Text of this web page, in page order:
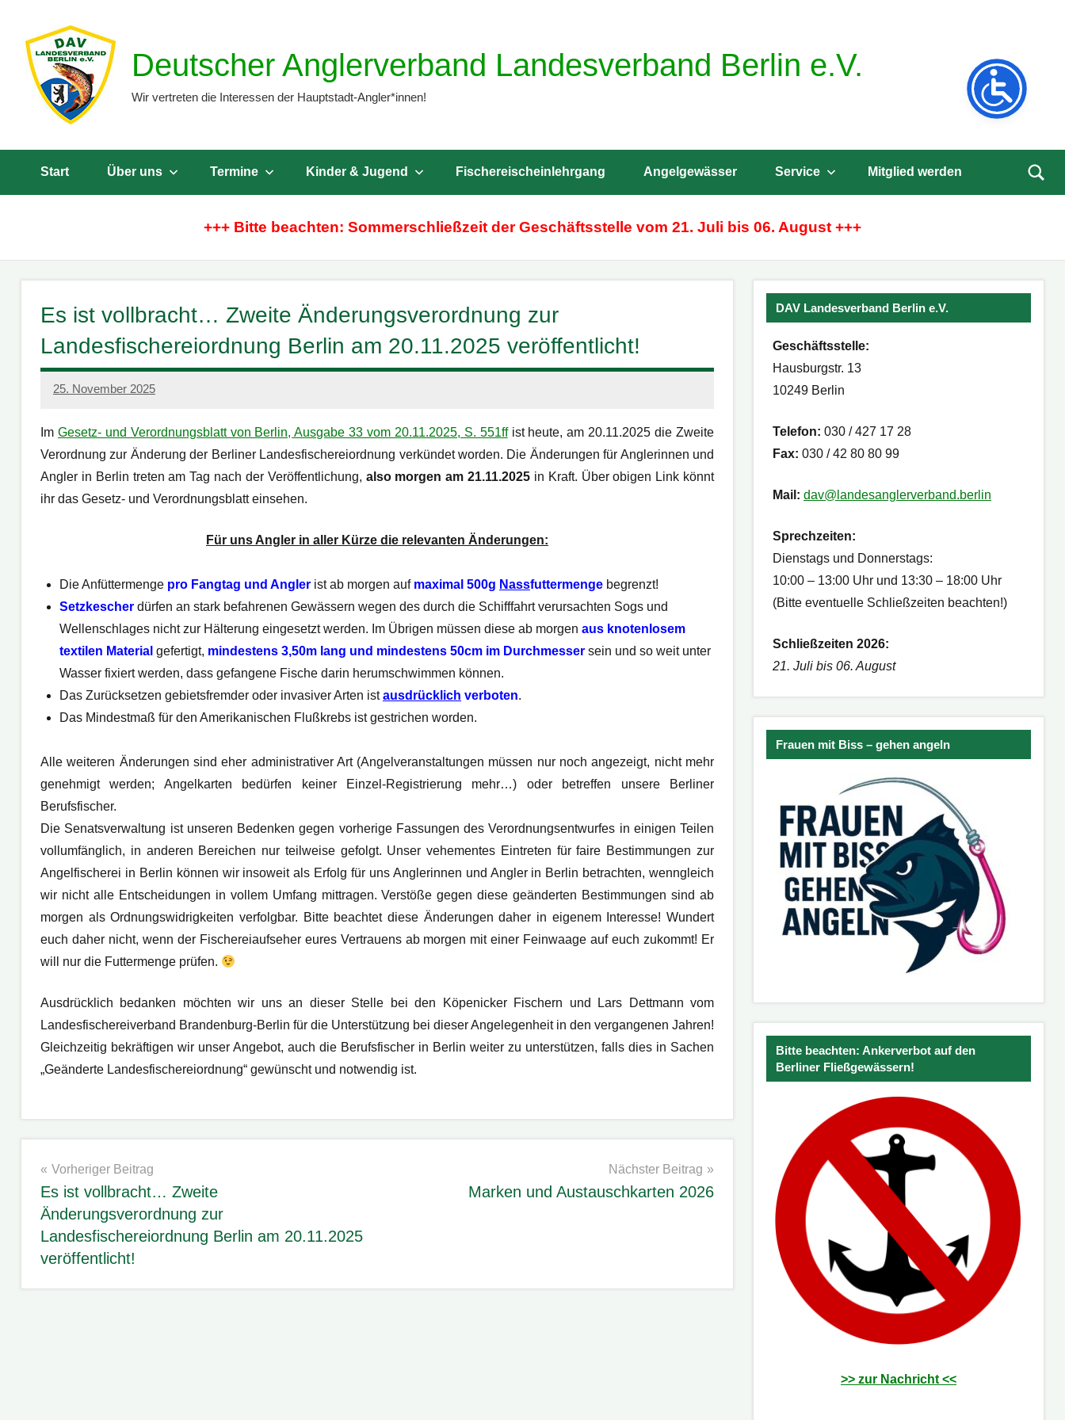
springen
Deutscher Anglerverband Landesverband Berlin e.V.
Wir vertreten die Interessen der Hauptstadt-Angler*innen!
Start Über uns Termine Kinder & Jugend Fischereischeinlehrgang Angelgewässer Service Mitglied werden
+++ Bitte beachten: Sommerschließzeit der Geschäftsstelle vom 21. Juli bis 06. August +++
Es ist vollbracht… Zweite Änderungsverordnung zur
Landesfischereiordnung Berlin am 20.11.2025 veröffentlicht!
25. November 2025
admin
Im Gesetz- und Verordnungsblatt von Berlin, Ausgabe 33 vom 20.11.2025, S. 551ffist heute, am 20.11.2025 die Zweite
Verordnung zur Änderung der Berliner Landesfischereiordnung verkündet worden. Die Änderungen für Anglerinnen und
Angler in Berlin treten am Tag nach der Veröffentlichung, also morgen am 21.11.2025 in Kraft. Über obigen Link könnt
ihr das Gesetz- und Verordnungsblatt einsehen.
Für uns Angler in aller Kürze die relevanten Änderungen:
Die Anfüttermenge pro Fangtag und Angler ist ab morgen auf maximal 500g Nassfuttermenge begrenzt!
Setzkescher dürfen an stark befahrenen Gewässern wegen des durch die Schifffahrt verursachten Sogs und
Wellenschlages nicht zur Hälterung eingesetzt werden. Im Übrigen müssen diese ab morgen aus knotenlosem
textilen Material gefertigt, mindestens 3,50m lang und mindestens 50cm im Durchmesser sein und so weit unter
Wasser fixiert werden, dass gefangene Fische darin herumschwimmen können.
Das Zurücksetzen gebietsfremder oder invasiver Arten istausdrücklich verboten.
Das Mindestmaß für den Amerikanischen Flußkrebs ist gestrichen worden.
Alle weiteren Änderungen sind eher administrativer Art (Angelveranstaltungen müssen nur noch angezeigt, nicht mehr
genehmigt werden; Angelkarten bedürfen keiner Einzel-Registrierung mehr…) oder betreffen unsere Berliner
Berufsfischer.
Die Senatsverwaltung ist unseren Bedenken gegen vorherige Fassungen des Verordnungsentwurfes in einigen Teilen
vollumfänglich, in anderen Bereichen nur teilweise gefolgt. Unser vehementes Eintreten für faire Bestimmungen zur
Angelfischerei in Berlin können wir insoweit als Erfolg für uns Anglerinnen und Angler in Berlin betrachten, wenngleich
wir nicht alle Entscheidungen in vollem Umfang mittragen. Verstöße gegen diese geänderten Bestimmungen sind ab
morgen als Ordnungswidrigkeiten verfolgbar. Bitte beachtet diese Änderungen daher in eigenem Interesse! Wundert
euch daher nicht, wenn der Fischereiaufseher eures Vertrauens ab morgen mit einer Feinwaage auf euch zukommt! Er
will nur die Futtermenge prüfen.
Ausdrücklich bedanken möchten wir uns an dieser Stelle bei den Köpenicker Fischern und Lars Dettmann vom
Landesfischereiverband Brandenburg-Berlin für die Unterstützung bei dieser Angelegenheit in den vergangenen Jahren!
Gleichzeitig bekräftigen wir unser Angebot, auch die Berufsfischer in Berlin weiter zu unterstützen, falls dies in Sachen
„Geänderte Landesfischereiordnung“ gewünscht und notwendig ist.
Beitragsnavigation
Vorheriger Beitrag
Es ist vollbracht… Zweite
Änderungsverordnung zur
Landesfischereiordnung Berlin am 20.11.2025
veröffentlicht!
Nächster Beitrag
Marken und Austauschkarten 2026
DAV Landesverband Berlin e.V.
Geschäftsstelle:
Hausburgstr. 13
10249 Berlin
Telefon: 030 / 427 17 28
Fax: 030 / 42 80 80 99
Mail: dav@landesanglerverband.berlin
Sprechzeiten:
Dienstags und Donnerstags:
10:00 – 13:00 Uhr und 13:30 – 18:00 Uhr
(Bitte eventuelle Schließzeiten beachten!)
Schließzeiten 2026:
21. Juli bis 06. August
Frauen mit Biss – gehen angeln
Bitte beachten: Ankerverbot auf den
Berliner Fließgewässern!
>> zur Nachricht <<